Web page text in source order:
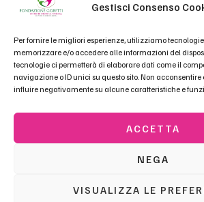
Gestisci Consenso
Per fornire le migliori esperienze, utilizziamo
memorizzare e/o accedere alle informazioni del
tecnologie ci permetterà di elaborare dati come il
navigazione o ID unici su questo sito. Non acconsentire
influire negativamente su alcune caratteristiche e
ACCETTA
NEGA
VISUALIZZA LE
LINK UTILI
Atto Costitutivo
Statuto Fondazione
Codice Etico
Domande Frequenti
Copyright © 2023 Fondazione Gobetti |